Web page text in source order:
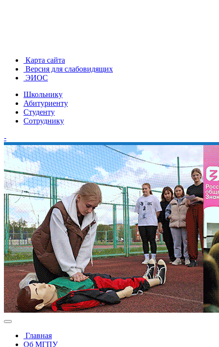
Карта сайта
Версия для слабовидящих
ЭИОС
Школьнику
Абитуриенту
Студенту
Сотруднику
-
Главная
Об МГПУ